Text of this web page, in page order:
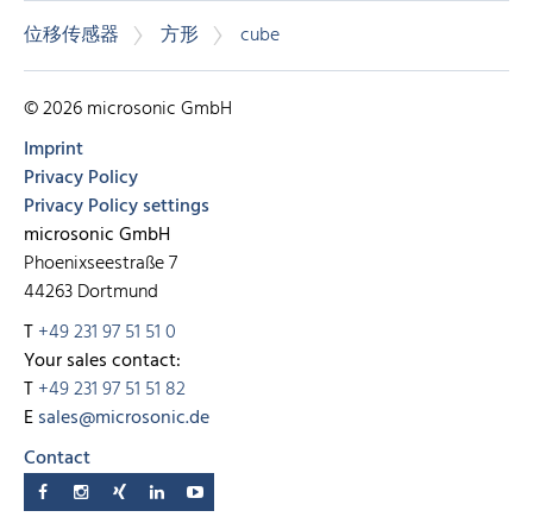
位移传感器 方形 cube
© 2026 microsonic GmbH
Imprint
Privacy Policy
Privacy Policy settings
microsonic GmbH
Phoenixseestraße 7
44263 Dortmund
T+49 231 97 51 51 0
Your sales contact:
T+49 231 97 51 51 82
Esales@microsonic.de
Contact